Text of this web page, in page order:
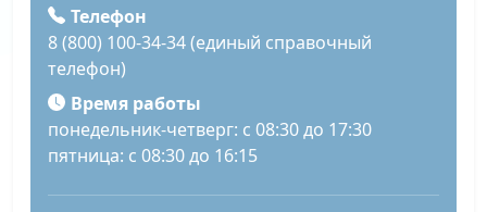
Телефон
8 (800) 100-34-34 (единый справочный
телефон)
Время работы
понедельник-четверг: с 08:30 до 17:30
пятница: с 08:30 до 16:15